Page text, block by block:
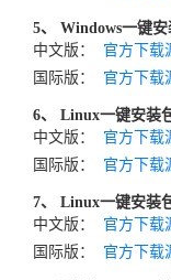
5、 Windows一键安
中文版：
官方下载
国际版：
官方下载
6、 Linux一键安装
中文版：
官方下载
国际版：
官方下载
7、 Linux一键安装
中文版：
官方下载
国际版： 官方下载